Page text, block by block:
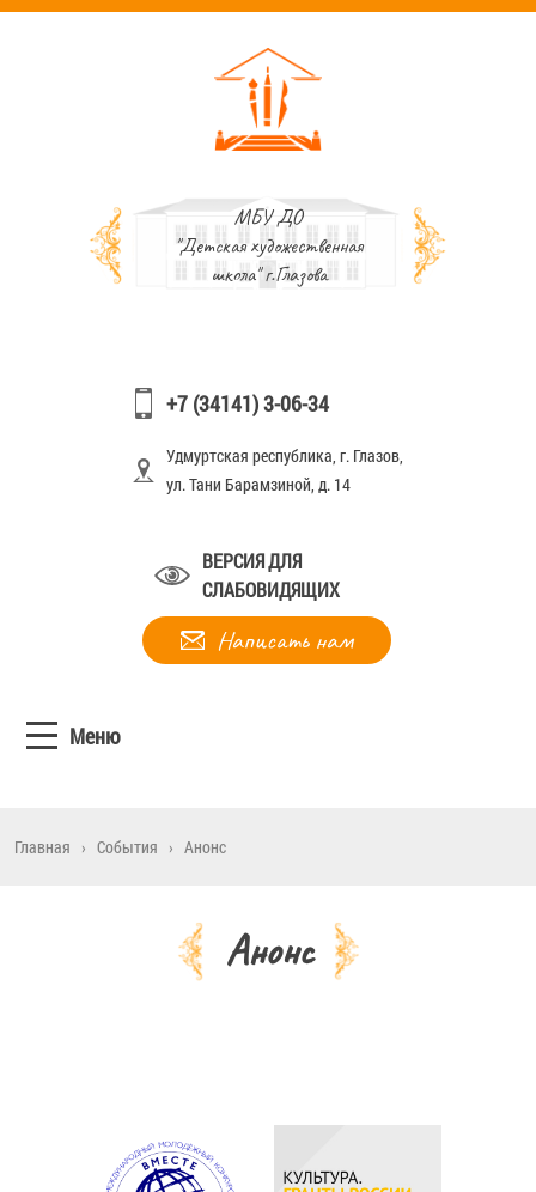
МБУ ДО
"Детская художественная
школа" г.Глазова
+7 (34141) 3-06-34
Удмуртская республика, г. Глазов,
ул. Тани Барамзиной, д. 14
ВЕРСИЯ ДЛЯ
СЛАБОВИДЯЩИХ
Написать нам
Меню
Главная › События › Анонс
Анонс